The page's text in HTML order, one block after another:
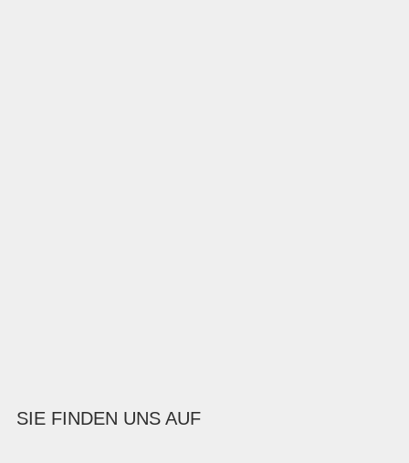
SIE FINDEN UNS AUF